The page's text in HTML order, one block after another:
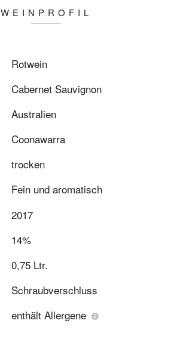
WEINPROFIL
Rotwein
Cabernet Sauvignon
Australien
Coonawarra
trocken
Fein und aromatisch
2017
14%
0,75 Ltr.
Schraubverschluss
enthält Allergene